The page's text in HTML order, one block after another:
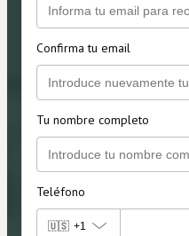
Confirma tu email
Tu nombre completo
Teléfono
🇺🇸 +1